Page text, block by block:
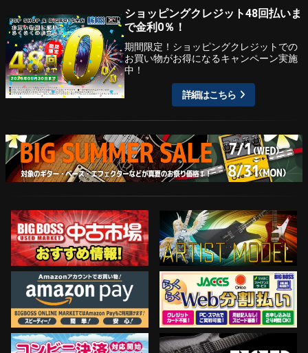
ショッピングクレジット48回払いま
で金利0％！
期間限定！ショッピングクレジットでの
お買い物がお得になるキャンペーン実施
中！
詳細はこちら